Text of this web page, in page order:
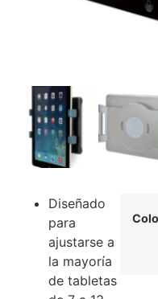
Diseñado
para
ajustarse a
la mayoría
de tabletas